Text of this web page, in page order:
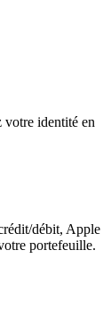
identité en
débit, Apple
portefeuille.